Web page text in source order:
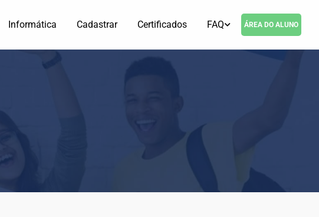
Informática Cadastrar Certificados FAQ ÁREA DO ALUNO